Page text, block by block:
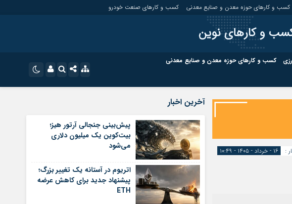
کسب و کارهای حوزه معدن و صنایع معدنی
کسب و کارهای صنعت خودرو
و کارهای نوین
کسب و کارهای حوزه معدن و صنایع معدنی
سروش
ایتا
آپارات
اپلیکیشن
رمز عبور
مرا به خاطر بسپار
صفحه نخست
کسب و کارهای صنعت خودرو کسب و کارهای گردشگری و هنر
کسب و کارهای گردشگری و هنر معدن و ورزش : ۱۶ - خرداد - ۱۴۰۵ - ۱۰:۴۹
آخرین اخبار
پیش‌بینی جنجالی آرتور هیز؛
بیت‌کوین یک میلیون دلاری
می‌شود
اتریوم در آستانه یک تغییر بزرگ؛
پیشنهاد جدید برای کاهش عرضه
ETH